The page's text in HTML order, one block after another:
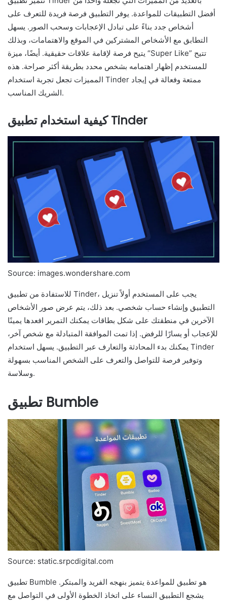
أفضل التطبيقات للمواعدة. يوفر التطبيق فرصة فريدة للتعرف على
أشخاص جدد بناءً على تبادل الإعجابات وسحب الصور. يسهل
التطابق مع الأشخاص المشتركين في الموقع والاهتمامات، وبذلك
يتيح فرصة لإقامة علاقات حقيقية. أيضًا، ميزة “Super Like” تتيح
للمستخدم إظهار اهتمامه بشخص محدد بطريقة أكثر صراحة. هذه
المميزات تجعل تجربة استخدام Tinder ممتعة وفعالة في إيجاد
الشريك المناسب.
كيفية استخدام تطبيق Tinder
Source: images.wondershare.com
للاستفادة من تطبيق Tinder، يجب على المستخدم أولاً تنزيل
التطبيق وإنشاء حساب شخصي. بعد ذلك، يتم عرض صور الأشخاص
الآخرين في منطقتك على شكل بطاقات يمكنك التمرير افعدها يمينًا
للإعجاب أو يسارًا للرفض. إذا تمت الموافقة المتبادلة مع شخص آخر،
يمكنك بدء المحادثة والتعارف عبر التطبيق. يسهل استخدام Tinder
وتوفير فرصة للتواصل والتعرف على الشخص المناسب بسهولة
وسلاسة.
تطبيق Bumble
Source: static.srpcdigital.com
تطبيق Bumble هو تطبيق للمواعدة يتميز بنهجه الفريد والمبتكر.
يشجع التطبيق النساء على اتخاذ الخطوة الأولى في التواصل مع